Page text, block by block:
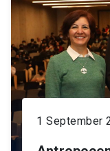
1 September